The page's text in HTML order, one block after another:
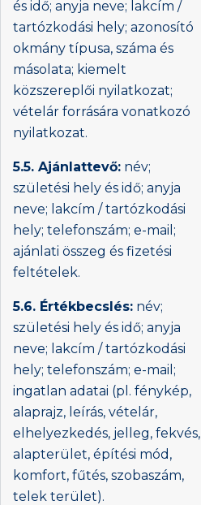
és idő; anyja neve; lakcím /
tartózkodási hely; azonosító
okmány típusa, száma és
másolata; kiemelt
közszereplői nyilatkozat;
vételár forrására vonatkozó
nyilatkozat.
5.5. Ajánlattevő: név;
születési hely és idő; anyja
neve; lakcím / tartózkodási
hely; telefonszám; e-mail;
ajánlati összeg és fizetési
feltételek.
5.6. Értékbecslés: név;
születési hely és idő; anyja
neve; lakcím / tartózkodási
hely; telefonszám; e-mail;
ingatlan adatai (pl. fénykép,
alaprajz, leírás, vételár,
elhelyezkedés, jelleg, fekvés,
alapterület, építési mód,
komfort, fűtés, szobaszám,
telek terület).